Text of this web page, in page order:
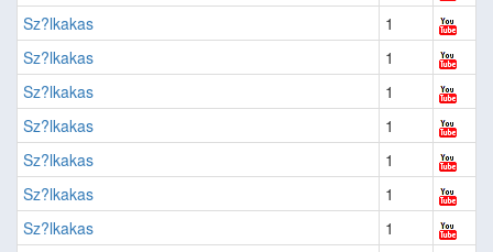
Sz?lkakas
1
Sz?lkakas
1
Sz?lkakas
1
Sz?lkakas
1
Sz?lkakas
1
Sz?lkakas
1
Sz?lkakas
1